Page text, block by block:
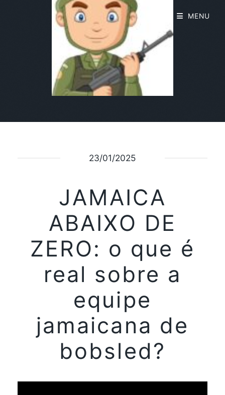
23/01/2025
JAMAICA
ABAIXO DE
ZERO: o que é
real sobre a
equipe
jamaicana de
bobsled?
MENU